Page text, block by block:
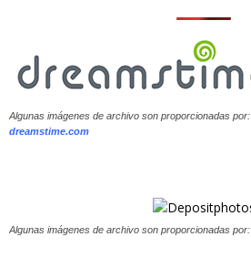
Algunas imágenes de archivo son proporcionadas por:
dreamstime.com
Algunas imágenes de archivo son proporcionadas por: